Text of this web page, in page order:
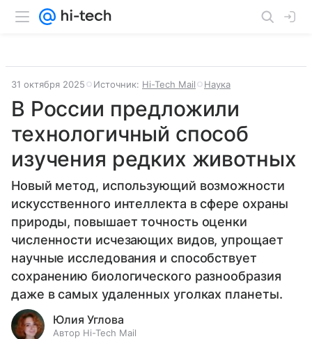
31 октября 2025 Источник: Hi-Tech Mail Наука
В России предложили
технологичный способ
изучения редких животных
Новый метод, использующий возможности
искусственного интеллекта в сфере охраны
природы, повышает точность оценки
численности исчезающих видов, упрощает
научные исследования и способствует
сохранению биологического разнообразия
даже в самых удаленных уголках планеты.
Юлия Углова
Автор Hi-Tech Mail